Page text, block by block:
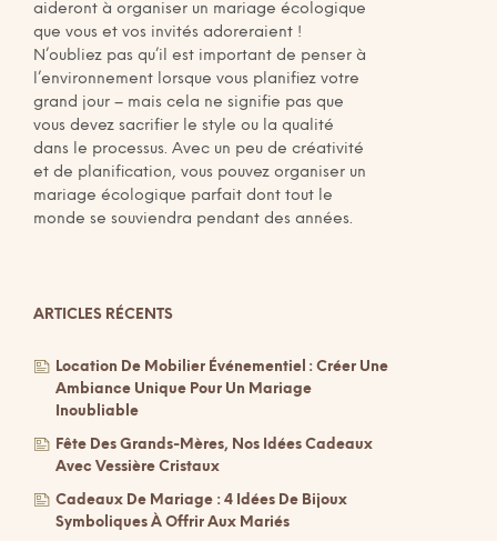
aideront à organiser un mariage écologique
que vous et vos invités adoreraient !
N’oubliez pas qu’il est important de penser à
l’environnement lorsque vous planifiez votre
grand jour – mais cela ne signifie pas que
vous devez sacrifier le style ou la qualité
dans le processus. Avec un peu de créativité
et de planification, vous pouvez organiser un
mariage écologique parfait dont tout le
monde se souviendra pendant des années.
ARTICLES RÉCENTS
Location De Mobilier Événementiel : Créer Une
Ambiance Unique Pour Un Mariage
Inoubliable
Fête Des Grands-Mères, Nos Idées Cadeaux
Avec Vessière Cristaux
Cadeaux De Mariage : 4 Idées De Bijoux
Symboliques À Offrir Aux Mariés